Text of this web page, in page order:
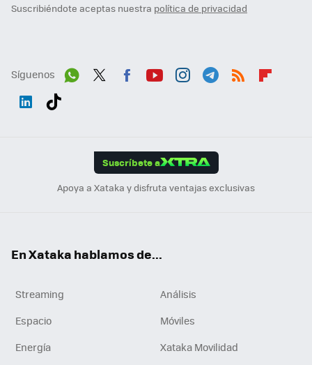
Suscribiéndote aceptas nuestra política de privacidad
Síguenos
Suscríbete a
Apoya a Xataka y disfruta ventajas exclusivas
En Xataka hablamos de...
Streaming
Análisis
Espacio
Móviles
Energía
Xataka Movilidad